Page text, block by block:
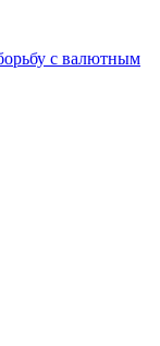
с валютным